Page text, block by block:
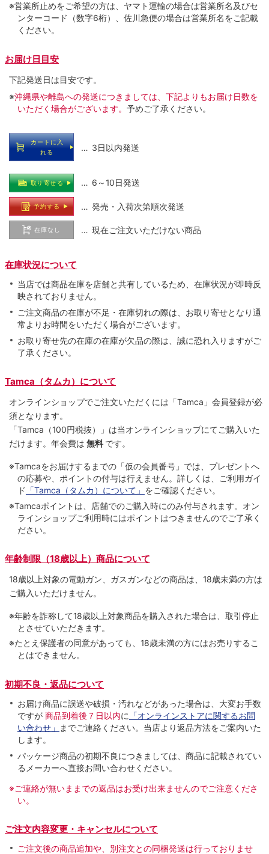
※営業所止めをご希望の方は、ヤマト運輸の場合は営業所名及びセ
ンターコード（数字6桁）、佐川急便の場合は営業所名をご記載
ください。
お届け日目安
下記発送日は目安です。
※沖縄県や離島への発送につきましては、下記よりもお届け日数を
いただく場合がございます。 予めご了承ください。
カートに入
れる
… 3日以内発送
取り寄せる … 6～10日発送
予約する … 発売・入荷次第順次発送
在庫なし … 現在ご注文いただけない商品
在庫状況について
当店では商品在庫を店舗と共有しているため、在庫状況が即時反
映されておりません。
ご注文商品の在庫が不足・在庫切れの際は、お取り寄せとなり通
常よりお時間をいただく場合がございます。
お取り寄せ先の在庫の在庫が欠品の際は、誠に恐れ入りますがご
了承ください。
Tamca（タムカ）について
オンラインショップでご注⽂いただくには「Tamca」会員登録が必
須となります。
「Tamca （100円税抜）
」は当オンラインショップにてご購⼊いた
だけます。 年会費は 無料 です。
※Tamcaをお届けするまでの「仮の会員番号」では、プレゼントへ
の応募や、ポイントの付与は⾏えません。詳しくは、ご利⽤ガイ
ド 「Tamca（タムカ）について」 をご確認ください。
※Tamcaポイントは、店舗でのご購⼊時にのみ付与されます。オン
ラインショップご利用時にはポイントはつきませんのでご了承く
ださい。
年齢制限（18歳以上）商品について
18歳以上対象の電動ガン、ガスガンなどの商品は、18歳未満の方は
ご購入いただけません。
※年齢を詐称して18歳以上対象商品を購入された場合は、取引停止
とさせていただきます。
※たとえ保護者の同意があっても、18歳未満の方にはお売りするこ
とはできません。
初期不良・返品について
お届け商品に誤送や破損・汚れなどがあった場合は、大変お手数
ですが 商品到着後７日以内に 「オンラインストアに関するお問
い合わせ」
までご連絡ください。当店より返品方法をご案内いた
します。
パッケージ商品の初期不良につきましては、商品に記載されてい
るメーカーへ直接お問い合わせください。
※ご連絡が無いままでの返品はお受け出来ませんのでご注意くださ
い。
ご注文内容変更・キャンセルについて
ご注文後の商品追加や、別注文との同梱発送は行っておりませ